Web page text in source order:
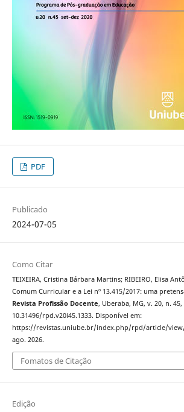
PDF
Publicado
2024-07-05
Como Citar
TEIXEIRA, Cristina Bárbara Martins; RIBEIRO, Elisa
Comum Curricular e a Lei nº 13.415/2017: uma
Revista Profissão Docente, Uberaba, MG, v. 20, n.
10.31496/rpd.v20i45.1333. Disponível em:
https://revistas.uniube.br/index.php/rpd/article/view/
ago. 2026.
Fomatos de Citação
Edição